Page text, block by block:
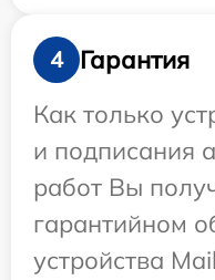
4
Гарантия
Как только
и подписания
работ Вы
гарантийном
устройства